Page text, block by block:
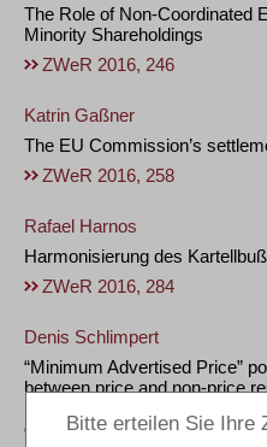
The Role of Non-Coordinated
Minority Shareholdings
ZWeR 2016, 246
Katrin Gaßner
The EU Commission’s
ZWeR 2016, 258
Rafael Harnos
Harmonisierung des
ZWeR 2016, 284
Denis Schlimpert
“Minimum Advertised Price”
between price and non-price
decisions